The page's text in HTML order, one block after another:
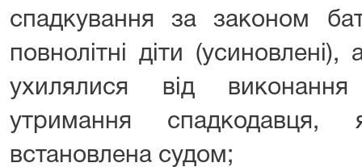
спадкування за законом
повнолітні діти
ухилялися від виконання
утримання
встановлена судом;